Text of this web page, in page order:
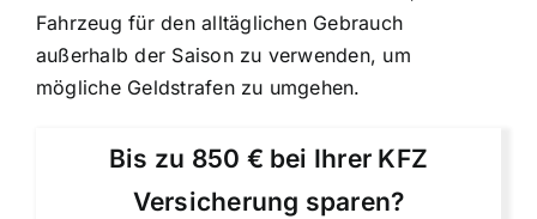
Fahrzeug für den alltäglichen Gebrauch
außerhalb der Saison zu verwenden, um
mögliche Geldstrafen zu umgehen.
Bis zu 850 € bei Ihrer KFZ
Versicherung sparen?